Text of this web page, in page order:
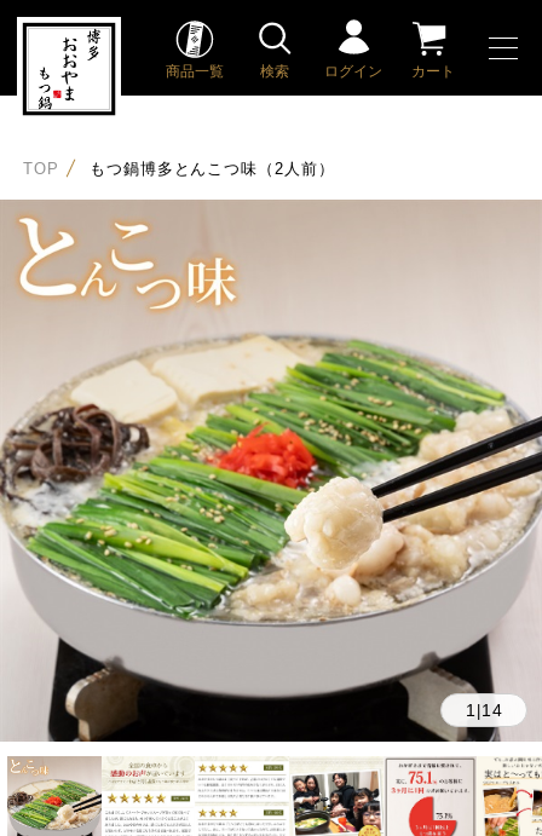
商品一覧 検索 ログイン カート
TOP もつ鍋博多とんこつ味（2人前）
1 |14